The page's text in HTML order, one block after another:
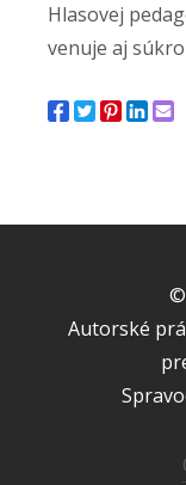
Hlasovej
venuje aj
©
Autorské